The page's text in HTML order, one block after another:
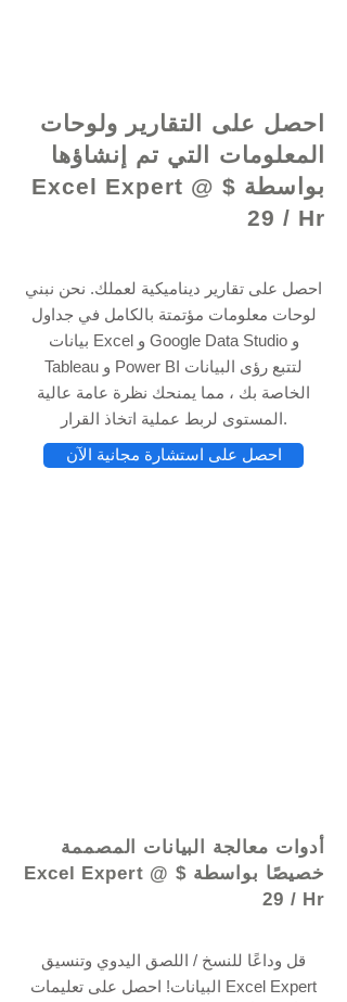
احصل على التقارير ولوحات
المعلومات التي تم إنشاؤها
بواسطة Excel Expert @ $
29 / Hr
احصل على تقارير ديناميكية لعملك. نحن نبني
لوحات معلومات مؤتمتة بالكامل في جداول
بيانات Excel و Google Data Studio و
Tableau و Power BI لتتبع رؤى البيانات
الخاصة بك ، مما يمنحك نظرة عامة عالية
المستوى لربط عملية اتخاذ القرار.
احصل على استشارة مجانية الآن
أدوات معالجة البيانات المصممة
خصيصًا بواسطة Excel Expert @ $
29 / Hr
قل وداعًا للنسخ / اللصق اليدوي وتنسيق
البيانات! احصل على تعليمات Excel Expert